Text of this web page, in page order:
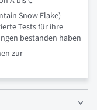
Snow Flake)
Tests für ihre
bestanden haben
zur